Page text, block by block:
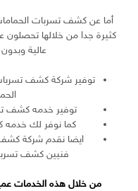
أما عن كشف تسربات
كثيرة جدا من خلالها
عالية
توفير شركة كشف
توفير خدمه كشف
كما نوفر لك خدمه
ايضا نقدم شركة
فنيين كشف
من خلال هذه الخدمات